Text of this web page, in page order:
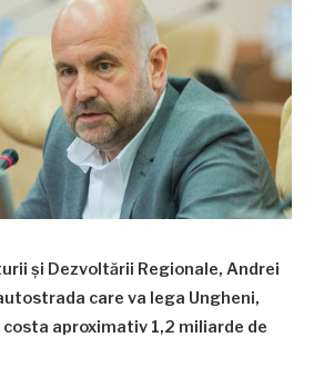
și Dezvoltării Regionale, Andrei
care va lega Ungheni,
costa aproximativ 1,2 miliarde de